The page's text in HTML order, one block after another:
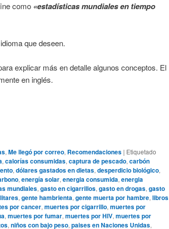
como «estadísticas mundiales en tiempo
que deseen.
explicar más en detalle algunos conceptos. El
en inglés.
, Me llegó por correo, Recomendaciones | Etiquetado
, calorías consumidas, captura de pescado, carbón
, dólares gastados en dietas, desperdicio biológico,
, energía solar, energia consumida, energia
mundiales, gasto en cigarrillos, gasto en drogas, gasto
, gente hambrienta, gente muerta por hambre, libros
por cancer, muertes por cigarrillo, muertes por
, muertes por fumar, muertes por HIV, muertes por
, niños con bajo peso, paises en Naciones Unidas,